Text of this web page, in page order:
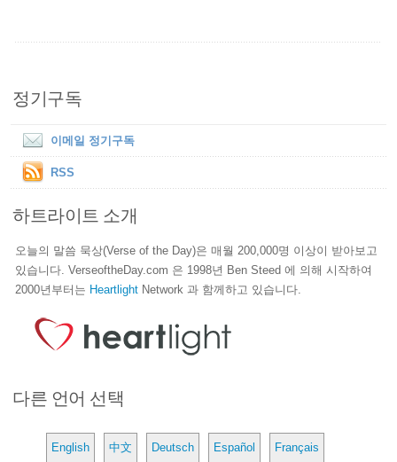
정기구독
이메일 정기구독
RSS
하트라이트 소개
오늘의 말씀 묵상(Verse of the Day)은 매월 200,000명 이상이 받아보고
있습니다. VerseoftheDay.com 은 1998년 Ben Steed 에 의해 시작하여
2000년부터는 Heartlight Network 과 함께하고 있습니다.
다른 언어 선택
English 中文 Deutsch Español Français